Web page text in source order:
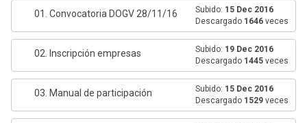
01. Convocatoria DOGV 28/11/16 Subido: 15 Dec 2016
Descargado 1646 veces
02. Inscripción empresas Subido: 19 Dec 2016
Descargado 1445 veces
03. Manual de participación Subido: 15 Dec 2016
Descargado 1529 veces